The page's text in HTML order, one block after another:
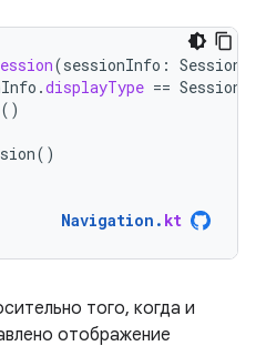
(sessionInfo :
.displayType ==
()
()
Navigation . kt
того, когда и
отображение